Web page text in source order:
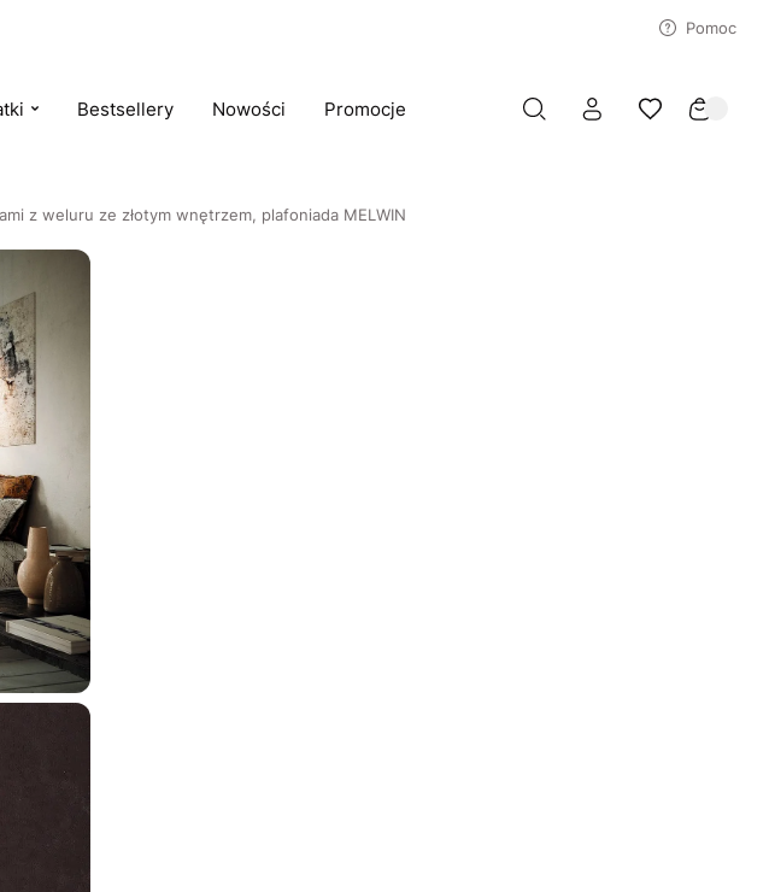
Pomoc
Bestsellery Nowości Promocje
z weluru ze złotym wnętrzem, plafoniada MELWIN